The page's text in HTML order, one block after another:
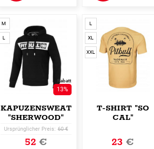
M
L
Rabatt
13%
KAPUZENSWEATSHIRT
"SHERWOOD"
Ursprünglicher Preis: 60 €
52€
L
XL
XXL
T-SHIRT "SO
CAL"
23€